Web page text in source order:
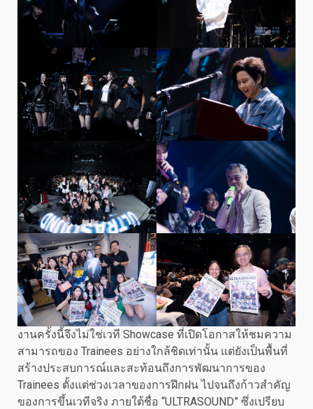
งานครั้งนี้จึงไม่ใช่เวที Showcase ที่เปิดโอกาสให้ชมความ
สามารถของ Trainees อย่างใกล้ชิดเท่านั้น แต่ยังเป็นพื้นที่
สร้างประสบการณ์และสะท้อนถึงการพัฒนาการของ
Trainees ตั้งแต่ช่วงเวลาของการฝึกฝน ไปจนถึงก้าวสำคัญ
ของการขึ้นเวทีจริง ภายใต้ชื่อ “ULTRASOUND” ซึ่งเปรียบ